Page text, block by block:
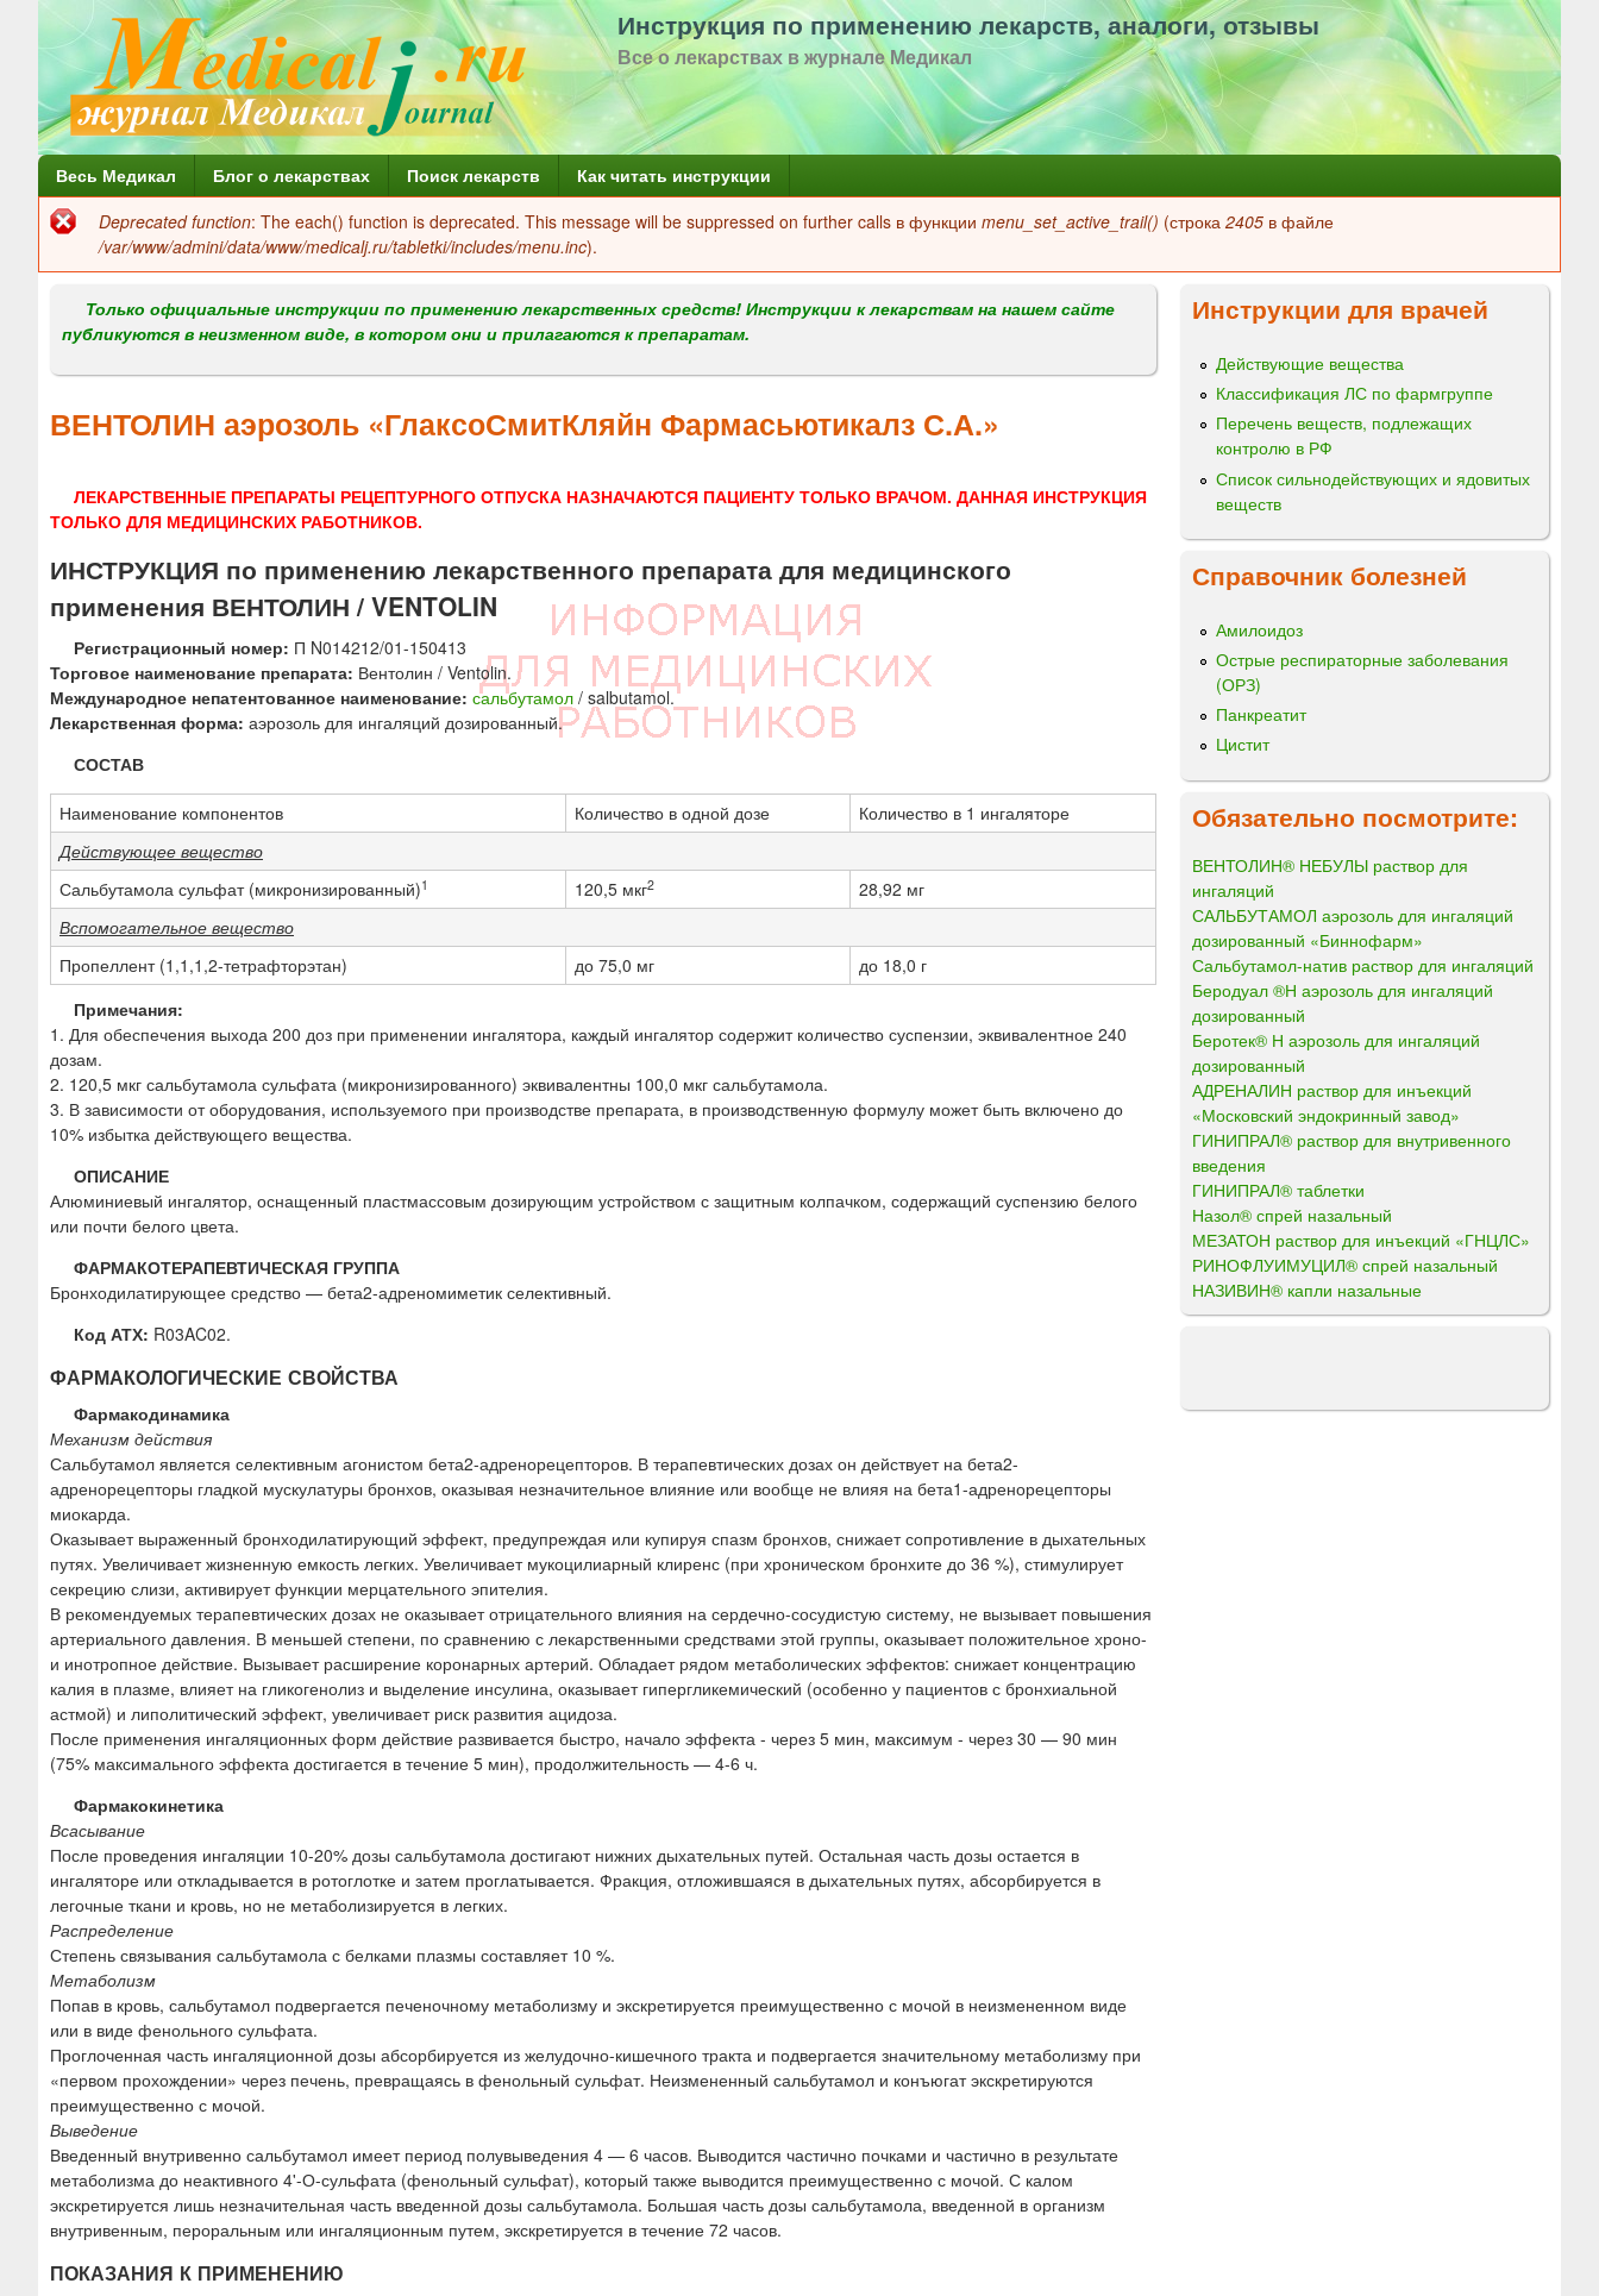
Перейти
к
содержанию
Инструкция по применению лекарств, аналоги, отзывы
Все о лекарствах в журнале Медикал
Г
л
н
м
н
Весь Медикал Блог о лекарствах Поиск лекарств Как читать инструкции
Сообщение
об
ошибке
Deprecated function: The each() function is deprecated. This message will be suppressed on further calls в функции menu_set_active_trail() (строка 2405 в файле
/var/www/admini/data/www/medicalj.ru/tabletki/includes/menu.inc).
Только официальные инструкции по применению лекарственных средств! Инструкции к лекарствам на нашем сайте
публикуются в неизменном виде, в котором они и прилагаются к препаратам.
ВЕНТОЛИН аэрозоль «ГлаксоСмитКляйн Фармасьютикалз С.А.»
ЛЕКАРСТВЕННЫЕ ПРЕПАРАТЫ РЕЦЕПТУРНОГО ОТПУСКА НАЗНАЧАЮТСЯ ПАЦИЕНТУ ТОЛЬКО ВРАЧОМ. ДАННАЯ ИНСТРУКЦИЯ
ТОЛЬКО ДЛЯ МЕДИЦИНСКИХ РАБОТНИКОВ.
ИНСТРУКЦИЯ по применению лекарственного препарата для медицинского
применения ВЕНТОЛИН / VENTOLIN
Регистрационный номер: П N014212/01-150413
Торговое наименование препарата: Вентолин / Ventolin.
Международное непатентованное наименование: сальбутамол / salbutamol.
Лекарственная форма: аэрозоль для ингаляций дозированный.
СОСТАВ
Наименование компонентов Количество в одной дозе
Количество в 1 ингаляторе
Действующее вещество
Сальбутамола сульфат (микронизированный)1 120,5 мкг2
28,92 мг
Вспомогательное вещество
Пропеллент (1,1,1,2-тетрафторэтан)
до 75,0 мг
до 18,0 г
Примечания:
1. Для обеспечения выхода 200 доз при применении ингалятора, каждый ингалятор содержит количество суспензии, эквивалентное 240
дозам.
2. 120,5 мкг сальбутамола сульфата (микронизированного) эквивалентны 100,0 мкг сальбутамола.
3. В зависимости от оборудования, используемого при производстве препарата, в производственную формулу может быть включено до
10% избытка действующего вещества.
ОПИСАНИЕ
Алюминиевый ингалятор, оснащенный пластмассовым дозирующим устройством с защитным колпачком, содержащий суспензию белого
или почти белого цвета.
ФАРМАКОТЕРАПЕВТИЧЕСКАЯ ГРУППА
Бронходилатирующее средство — бета2-адреномиметик селективный.
Код АТХ: R03AC02.
ФАРМАКОЛОГИЧЕСКИЕ СВОЙСТВА
Фармакодинамика
Механизм действия
Сальбутамол является селективным агонистом бета2-адренорецепторов. В терапевтических дозах он действует на бета2-
адренорецепторы гладкой мускулатуры бронхов, оказывая незначительное влияние или вообще не влияя на бета1-адренорецепторы
миокарда.
Оказывает выраженный бронходилатирующий эффект, предупреждая или купируя спазм бронхов, снижает сопротивление в дыхательных
путях. Увеличивает жизненную емкость легких. Увеличивает мукоцилиарный клиренс (при хроническом бронхите до 36 %), стимулирует
секрецию слизи, активирует функции мерцательного эпителия.
В рекомендуемых терапевтических дозах не оказывает отрицательного влияния на сердечно-сосудистую систему, не вызывает повышения
артериального давления. В меньшей степени, по сравнению с лекарственными средствами этой группы, оказывает положительное хроно-
и инотропное действие. Вызывает расширение коронарных артерий. Обладает рядом метаболических эффектов: снижает концентрацию
калия в плазме, влияет на гликогенолиз и выделение инсулина, оказывает гипергликемический (особенно у пациентов с бронхиальной
астмой) и липолитический эффект, увеличивает риск развития ацидоза.
После применения ингаляционных форм действие развивается быстро, начало эффекта - через 5 мин, максимум - через 30 — 90 мин
(75% максимального эффекта достигается в течение 5 мин), продолжительность — 4-6 ч.
Фармакокинетика
Всасывание
После проведения ингаляции 10-20% дозы сальбутамола достигают нижних дыхательных путей. Остальная часть дозы остается в
ингаляторе или откладывается в ротоглотке и затем проглатывается. Фракция, отложившаяся в дыхательных путях, абсорбируется в
легочные ткани и кровь, но не метаболизируется в легких.
Распределение
Степень связывания сальбутамола с белками плазмы составляет 10 %.
Метаболизм
Попав в кровь, сальбутамол подвергается печеночному метаболизму и экскретируется преимущественно с мочой в неизмененном виде
или в виде фенольного сульфата.
Проглоченная часть ингаляционной дозы абсорбируется из желудочно-кишечного тракта и подвергается значительному метаболизму при
«первом прохождении» через печень, превращаясь в фенольный сульфат. Неизмененный сальбутамол и конъюгат экскретируются
преимущественно с мочой.
Выведение
Введенный внутривенно сальбутамол имеет период полувыведения 4 — 6 часов. Выводится частично почками и частично в результате
метаболизма до неактивного 4'-О-сульфата (фенольный сульфат), который также выводится преимущественно с мочой. С калом
экскретируется лишь незначительная часть введенной дозы сальбутамола. Большая часть дозы сальбутамола, введенной в организм
внутривенным, пероральным или ингаляционным путем, экскретируется в течение 72 часов.
ПОКАЗАНИЯ К ПРИМЕНЕНИЮ
Инструкции для врачей
Действующие вещества
Классификация ЛС по фармгруппе
Перечень веществ, подлежащих
контролю в РФ
Список сильнодействующих и ядовитых
веществ
Справочник болезней
Амилоидоз
Острые респираторные заболевания
(ОРЗ)
Панкреатит
Цистит
Обязательно посмотрите:
ВЕНТОЛИН® НЕБУЛЫ раствор для
ингаляций
САЛЬБУТАМОЛ аэрозоль для ингаляций
дозированный «Биннофарм»
Сальбутамол-натив раствор для ингаляций
Беродуал ®Н аэрозоль для ингаляций
дозированный
Беротек® Н аэрозоль для ингаляций
дозированный
АДРЕНАЛИН раствор для инъекций
«Московский эндокринный завод»
ГИНИПРАЛ® раствор для внутривенного
введения
ГИНИПРАЛ® таблетки
Назол® спрей назальный
МЕЗАТОН раствор для инъекций «ГНЦЛС»
РИНОФЛУИМУЦИЛ® спрей назальный
НАЗИВИН® капли назальные